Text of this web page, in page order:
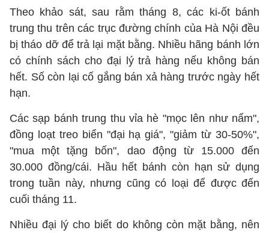
Theo khảo sát, sau rằm tháng 8, các ki-ốt bánh
trung thu trên các trục đường chính của Hà Nội đều
bị tháo dỡ để trả lại mặt bằng. Nhiều hãng bánh lớn
có chính sách cho đại lý trả hàng nếu không bán
hết. Số còn lại cố gắng bán xả hàng trước ngày hết
hạn.
Các sạp bánh trung thu vỉa hè "mọc lên như nấm",
đồng loạt treo biển "đại hạ giá", "giảm từ 30-50%",
"mua một tặng bốn", dao động từ 15.000 đến
30.000 đồng/cái. Hầu hết bánh còn hạn sử dụng
trong tuần này, nhưng cũng có loại để được đến
cuối tháng 11.
Nhiều đại lý cho biết do không còn mặt bằng, nên